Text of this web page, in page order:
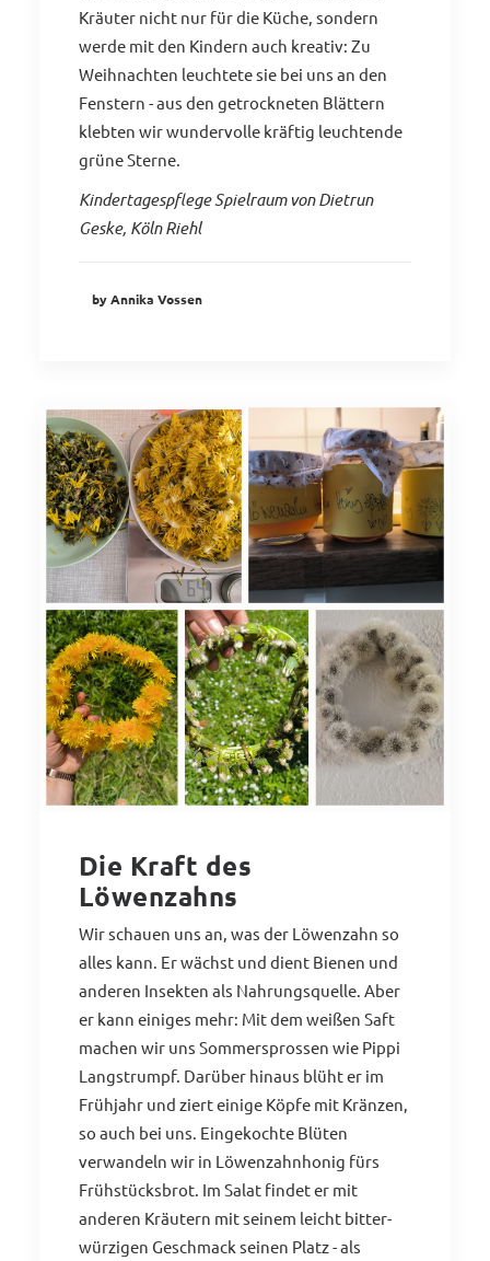
Kräuter nicht nur für die Küche, sondern
werde mit den Kindern auch kreativ: Zu
Weihnachten leuchtete sie bei uns an den
Fenstern - aus den getrockneten Blättern
klebten wir wundervolle kräftig leuchtende
grüne Sterne.
Kindertagespflege Spielraum von Dietrun
Geske, Köln Riehl
by Annika Vossen
Die Kraft des
Löwenzahns
Wir schauen uns an, was der Löwenzahn so
alles kann. Er wächst und dient Bienen und
anderen Insekten als Nahrungsquelle. Aber
er kann einiges mehr: Mit dem weißen Saft
machen wir uns Sommersprossen wie Pippi
Langstrumpf. Darüber hinaus blüht er im
Frühjahr und ziert einige Köpfe mit Kränzen,
so auch bei uns. Eingekochte Blüten
verwandeln wir in Löwenzahnhonig fürs
Frühstücksbrot. Im Salat findet er mit
anderen Kräutern mit seinem leicht bitter-
würzigen Geschmack seinen Platz - als